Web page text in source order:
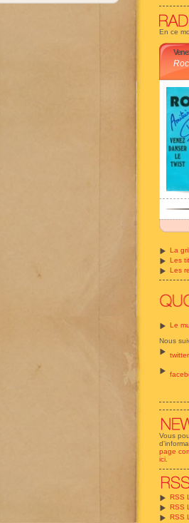
En ce
La
Les
Les
Le
Nous
twitter
Vous
page
ici
RSS
RSS
RSS